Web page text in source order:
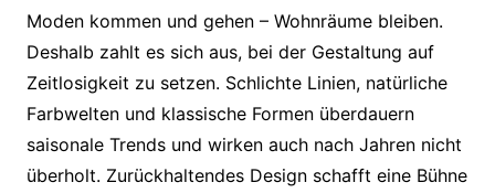
Moden kommen und gehen – Wohnräume bleiben.
Deshalb zahlt es sich aus, bei der Gestaltung auf
Zeitlosigkeit zu setzen. Schlichte Linien, natürliche
Farbwelten und klassische Formen überdauern
saisonale Trends und wirken auch nach Jahren nicht
überholt. Zurückhaltendes Design schafft eine Bühne